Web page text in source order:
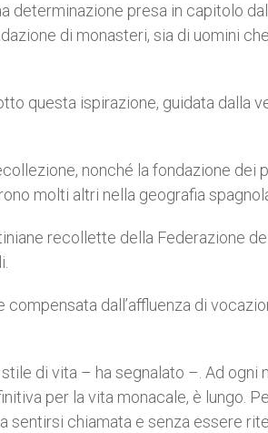
determinazione presa in capitolo
di monasteri, sia di uomini
questa ispirazione, guidata dalla
nonché la fondazione dei
molti altri nella geografia
recollette della Federazione
dall’affluenza di
di vita – ha segnalato –. Ad ogni
per la vita monacale, è lungo.
chiamata e senza essere